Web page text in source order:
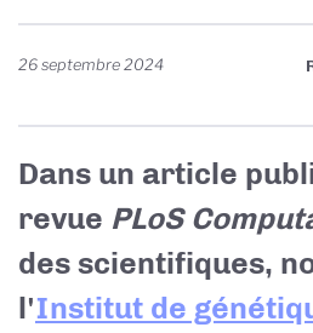
26 septembre 2024
Dans un article
revue PLoS
des scientifiques,
l'Institut de